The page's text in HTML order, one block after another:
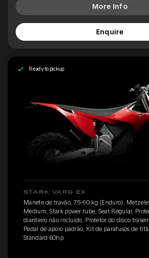
More Info
Enquire
Ready to pickup
STARK VARG EX
Manete de travão, 75-90 kg (Enduro),
Medium, Stark power tube, Seat Regular,
dianteiro não incluído, Protetor do disco
Pedal de apoio padrão, Kit de parafusos de
Standard 60hp